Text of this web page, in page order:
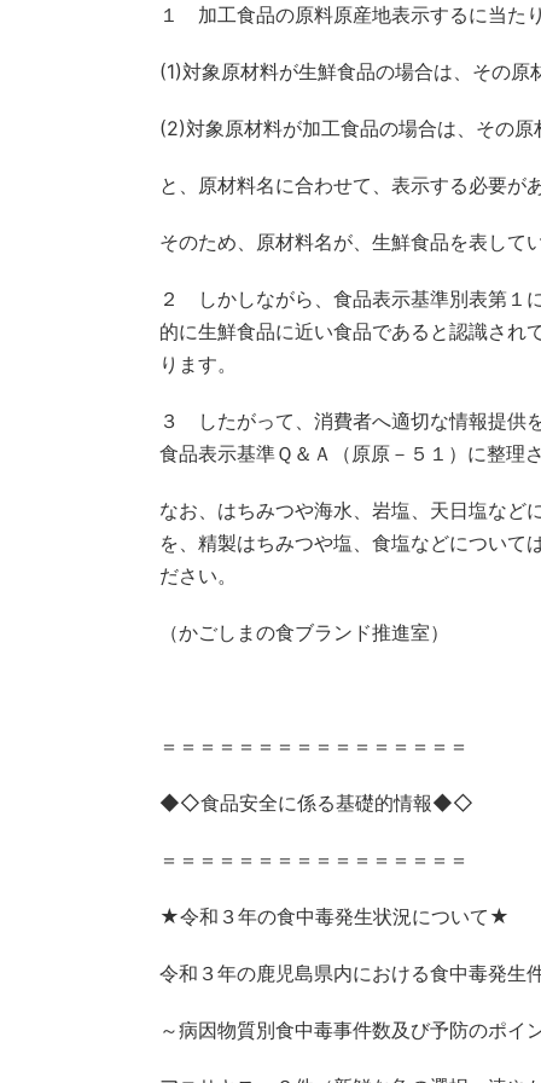
１ 加工食品の原料原産地表示するに当た
(1)対象原材料が生鮮食品の場合は、その原
(2)対象原材料が加工食品の場合は、その
と、原材料名に合わせて、表示する必要が
そのため、原材料名が、生鮮食品を表して
２ しかしながら、食品表示基準別表第１
的に生鮮食品に近い食品であると認識され
ります。
３ したがって、消費者へ適切な情報提供
食品表示基準Ｑ＆Ａ（原原－５１）に整理
なお、はちみつや海水、岩塩、天日塩など
を、精製はちみつや塩、食塩などについて
ださい。
（かごしまの食ブランド推進室）
＝＝＝＝＝＝＝＝＝＝＝＝＝＝＝＝
◆◇食品安全に係る基礎的情報◆◇
＝＝＝＝＝＝＝＝＝＝＝＝＝＝＝＝
★令和３年の食中毒発生状況について★
令和３年の鹿児島県内における食中毒発生
～病因物質別食中毒事件数及び予防のポイ